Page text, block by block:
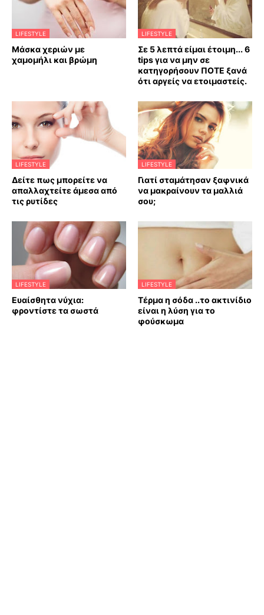
LIFESTYLE
Mάσκα χεριών με
χαμομήλι και βρώμη
LIFESTYLE
Σε 5 λεπτά είμαι έτοιμη... 6
tips για να μην σε
κατηγορήσουν ΠΟΤΕ ξανά
ότι αργείς να ετοιμαστείς.
LIFESTYLE
Δείτε πως μπορείτε να
απαλλαχτείτε άμεσα από
τις ρυτίδες
LIFESTYLE
Γιατί σταμάτησαν ξαφνικά
να μακραίνουν τα μαλλιά
σου;
LIFESTYLE
Ευαίσθητα νύχια:
φροντίστε τα σωστά
LIFESTYLE
Τέρμα η σόδα ..το ακτινίδιο
είναι η λύση για το
φούσκωμα